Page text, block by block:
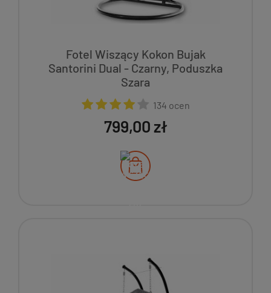
Fotel Wiszący Kokon Bujak
Santorini Dual - Czarny, Poduszka
Szara
134 ocen
799,00 zł